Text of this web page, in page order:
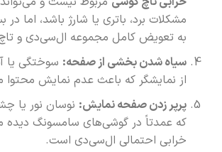
مشکلات برد، باتری یا شارژ باشد، اما در
به تعویض کامل مجموعه ال‌سی‌دی و
سیاه شدن بخشی از صفحه: سوختگی یا
از نمایشگر که باعث عدم نمایش
پرپر زدن صفحه نمایش: نوسان نور یا
که عمدتاً در گوشی‌های سامسونگ دیده
خرابی احتمالی ال‌سی‌دی است.